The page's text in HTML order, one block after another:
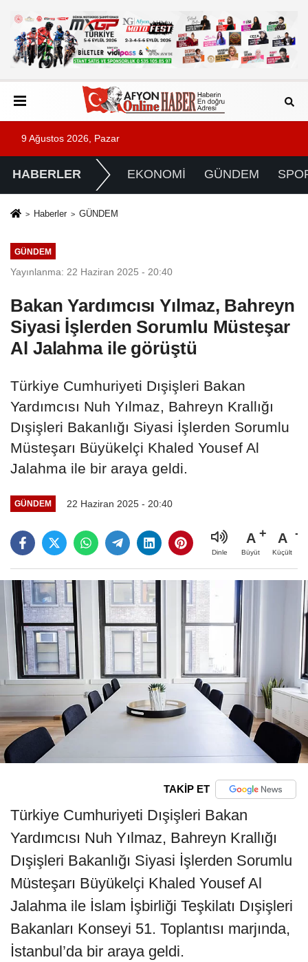
9 Ağustos 2026, Pazar
HABERLER EKONOMİ GÜNDEM
Haberler GÜNDEM
GÜNDEM
Yayınlanma: 22 Haziran 2025 - 20:40
Bakan Yardımcısı Yılmaz, Bahreyn
Siyasi İşlerden Sorumlu Müsteşar
Al Jalahma ile görüştü
Türkiye Cumhuriyeti Dışişleri Bakan
Yardımcısı Nuh Yılmaz, Bahreyn Krallığı
Dışişleri Bakanlığı Siyasi İşlerden Sorumlu
Müsteşarı Büyükelçi Khaled Yousef Al
Jalahma ile bir araya geldi.
GÜNDEM 22 Haziran 2025 - 20:40
Dinle
A
Büyüt
A
Küçült
TAKİP ET
Türkiye Cumhuriyeti Dışişleri Bakan
Yardımcısı Nuh Yılmaz, Bahreyn Krallığı
Dışişleri Bakanlığı Siyasi İşlerden Sorumlu
Müsteşarı Büyükelçi Khaled Yousef Al
Jalahma ile İslam İşbirliği Teşkilatı Dışişleri
Bakanları Konseyi 51. Toplantısı marjında,
İstanbul’da bir araya geldi.